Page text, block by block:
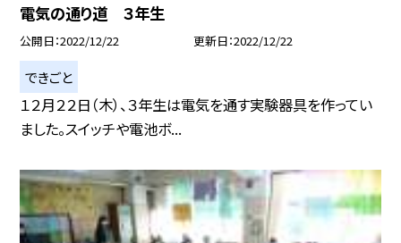
電気の通り道 ３年生
公開日 2022/12/22 更新日 2022/12/22
できごと
１２月２２日（木）、３年生は電気を通す実験器具を作ってい
ました。スイッチや電池ボ...